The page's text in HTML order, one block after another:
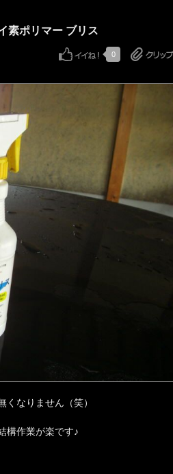
素ポリマー ブリス
0
なりません（笑）
構作業が楽です♪